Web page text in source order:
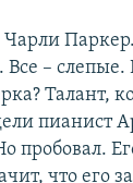
Чарли
– слепые.
Талант,
пианист
пробовал.
что его